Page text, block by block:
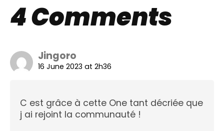
4 Comments
Jingoro
16 June 2023 at 2h36
C est grâce à cette One tant décriée que
j ai rejoint la communauté !